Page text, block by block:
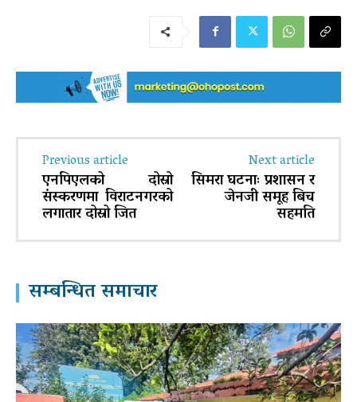
Previous article
एनपिएलको दोस्रो
संस्करणमा विराटनगरको
लगातार दोस्रो जित
Next article
सिमरा घटनाः प्रशासन र
जेनजी समूह बिच
सहमति
सम्बन्धित समाचार